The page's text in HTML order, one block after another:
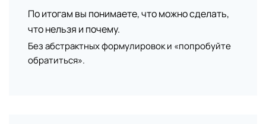
По итогам вы понимаете, что можно сделать,
что нельзя и почему.
Без абстрактных формулировок и «попробуйте
обратиться».